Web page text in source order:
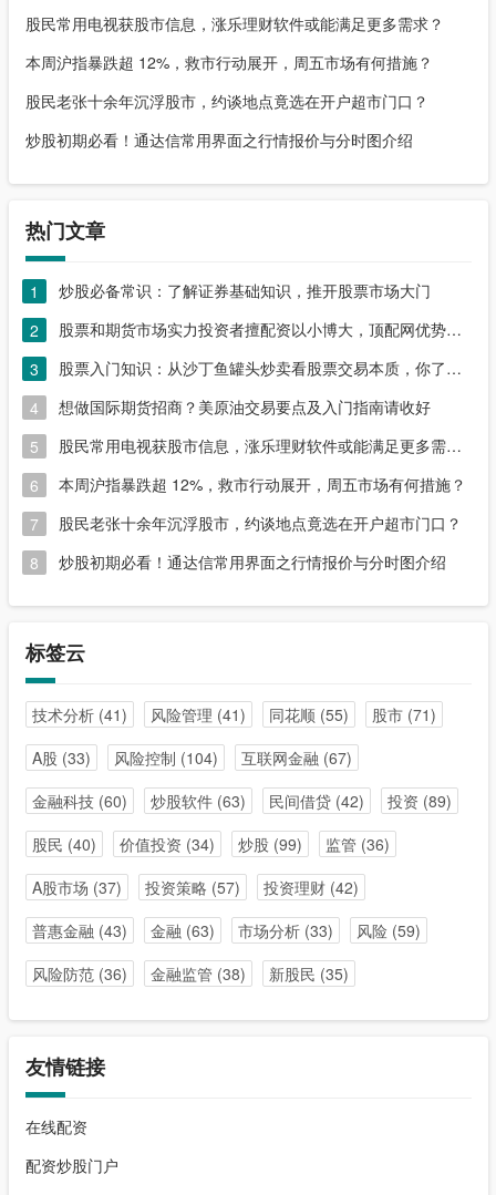
股民常用电视获股市信息，涨乐理财软件或能满足更多需求？
本周沪指暴跌超 12%，救市行动展开，周五市场有何措施？
股民老张十余年沉浮股市，约谈地点竟选在开户超市门口？
炒股初期必看！通达信常用界面之行情报价与分时图介绍
热门文章
1
炒股必备常识：了解证券基础知识，推开股票市场大门
2
股票和期货市场实力投资者擅配资以小博大，顶配网优势尽显
3
股票入门知识：从沙丁鱼罐头炒卖看股票交易本质，你了解吗？
4
想做国际期货招商？美原油交易要点及入门指南请收好
5
股民常用电视获股市信息，涨乐理财软件或能满足更多需求？
6
本周沪指暴跌超 12%，救市行动展开，周五市场有何措施？
7
股民老张十余年沉浮股市，约谈地点竟选在开户超市门口？
8
炒股初期必看！通达信常用界面之行情报价与分时图介绍
标签云
技术分析(41) 风险管理 (41) 同花顺(55) 股市(71)
A股 (33) 风险控制 (104) 互联网金融 (67)
金融科技(60) 炒股软件(63) 民间借贷(42) 投资 (89)
股民 (40) 价值投资 (34) 炒股 (99) 监管 (36)
A股市场 (37) 投资策略 (57) 投资理财(42)
普惠金融 (43) 金融 (63) 市场分析(33) 风险(59)
风险防范(36) 金融监管 (38) 新股民 (35)
友情链接
在线配资
配资炒股门户